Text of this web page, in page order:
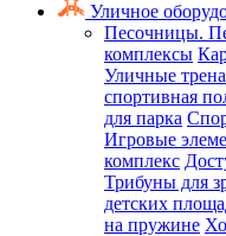
Уличное
Песочницы.
комплексы
Уличные
спортивная
для парка
Игровые
комплекс
Трибуны для
детских
на пружине